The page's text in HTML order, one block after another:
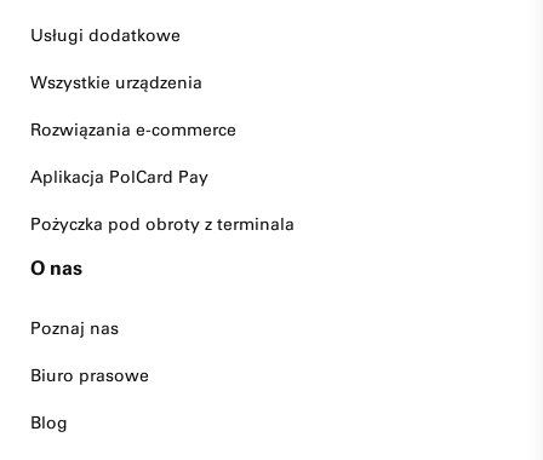
Usługi dodatkowe
Wszystkie urządzenia
Rozwiązania e-commerce
Aplikacja PolCard Pay
Pożyczka pod obroty z terminala
O nas
Poznaj nas
Biuro prasowe
Blog